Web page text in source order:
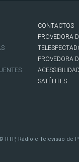
CONTACTOS
PROVEDORA
PROVEDORA
SATÉLITES
RTP, Rádio e Televisão de